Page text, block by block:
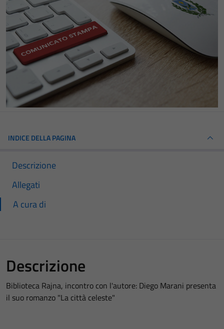
INDICE DELLA PAGINA
Descrizione
Allegati
A cura di
Descrizione
Biblioteca Rajna, incontro con l'autore: Diego Marani presenta
il suo romanzo "La città celeste"